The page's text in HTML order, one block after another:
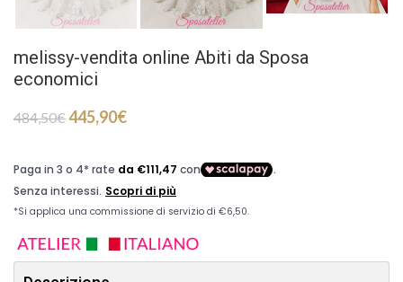
melissy-vendita online Abiti da Sposa
economici
484,50€445,90€